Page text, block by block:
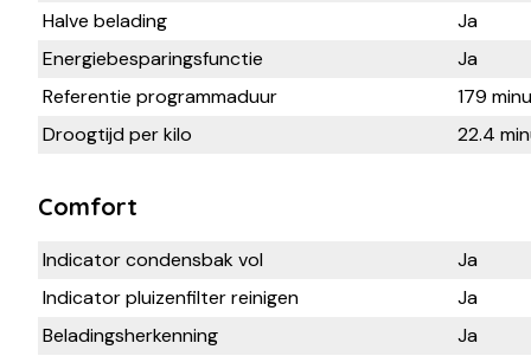
Halve belading
Ja
Energiebesparingsfunctie
Ja
Referentie programmaduur
179
Droogtijd per kilo
22.4
Comfort
Indicator condensbak vol
Ja
Indicator pluizenfilter reinigen
Ja
Beladingsherkenning
Ja